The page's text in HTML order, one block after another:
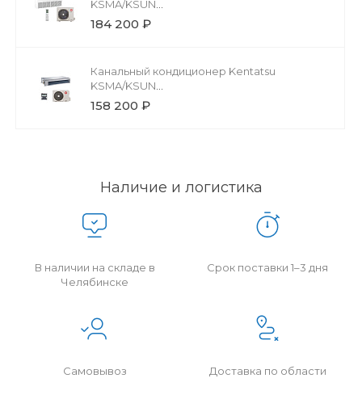
KSMA/KSUN
KSMA140HZAN1/1/KSUN140HZAN3
184 200 ₽
Канальный кондиционер Kentatsu
KSMA/KSUN
KSMA105HZAN1/1/KSUN105HZAN3
158 200 ₽
Наличие и логистика
В наличии на складе в
Челябинске
Срок поставки 1–3 дня
Самовывоз Доставка по области